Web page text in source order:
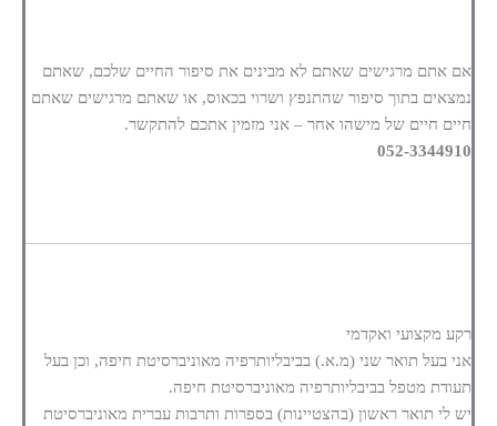
אם אתם מרגישים שאתם לא מבינים את סיפור החיים שלכם, שאתם
נמצאים בתוך סיפור שהתנפץ ושרוי בכאוס, או שאתם מרגישים שאתם
חיים חיים של מישהו אחר – אני מזמין אתכם להתקשר.
052-3344910
רקע מקצועי ואקדמי
אני בעל תואר שני (מ.א.) בביבליותרפיה מאוניברסיטת חיפה, וכן בעל
תעודת מטפל בביבליותרפיה מאוניברסיטת חיפה.
יש לי תואר ראשון (בהצטיינות) בספרות ותרבות עברית מאוניברסיטת